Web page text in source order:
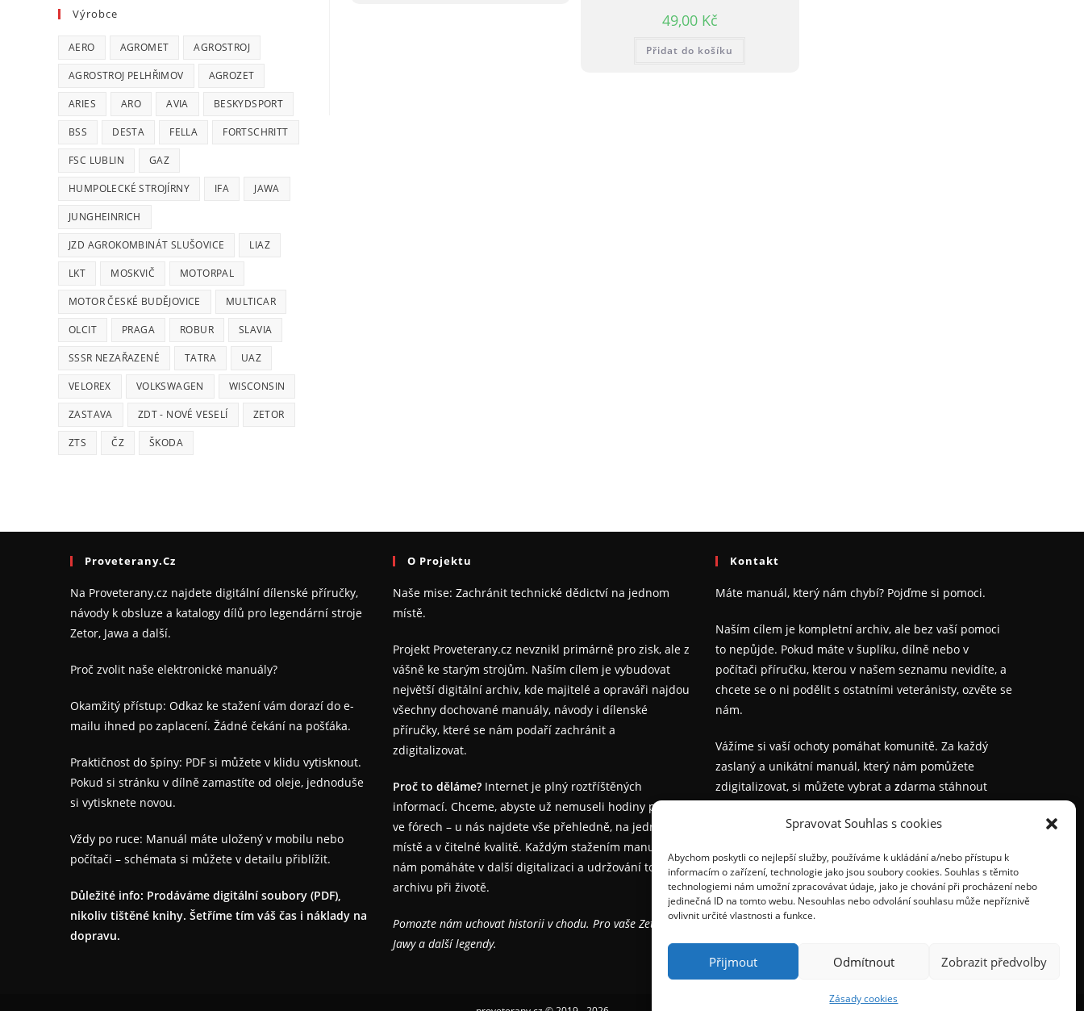
Spravovat Souhlas s cookies
Abychom poskytli co nejlepší služby, používáme k ukládání a/nebo přístupu k
informacím o zařízení, technologie jako jsou soubory cookies. Souhlas s těmito
technologiemi nám umožní zpracovávat údaje, jako je chování při procházení nebo
jedinečná ID na tomto webu. Nesouhlas nebo odvolání souhlasu může nepříznivě
ovlivnit určité vlastnosti a funkce.
Přijmout Odmítnout Zobrazit předvolby
Zásady cookies
49,00 Kč
Přidat do košíku
Výrobce
AERO AGROMET AGROSTROJ
AGROSTROJ PELHŘIMOV AGROZET
ARIES ARO AVIA BESKYDSPORT
BSS DESTA FELLA FORTSCHRITT
FSC LUBLIN GAZ
HUMPOLECKÉ STROJÍRNY IFA JAWA
JUNGHEINRICH
JZD AGROKOMBINÁT SLUŠOVICE LIAZ
LKT MOSKVIČ MOTORPAL
MOTOR ČESKÉ BUDĚJOVICE MULTICAR
OLCIT PRAGA ROBUR SLAVIA
SSSR NEZAŘAZENÉ TATRA UAZ
VELOREX VOLKSWAGEN WISCONSIN
ZASTAVA ZDT - NOVÉ VESELÍ ZETOR
ZTS ČZ ŠKODA
Proveterany.cz
Na Proveterany.cz najdete digitální dílenské příručky,
návody k obsluze a katalogy dílů pro legendární stroje
Zetor, Jawa a další.
Proč zvolit naše elektronické manuály?
Okamžitý přístup: Odkaz ke stažení vám dorazí do e-
mailu ihned po zaplacení. Žádné čekání na pošťáka.
Praktičnost do špíny: PDF si můžete v klidu vytisknout.
Pokud si stránku v dílně zamastíte od oleje, jednoduše
si vytisknete novou.
Vždy po ruce: Manuál máte uložený v mobilu nebo
počítači – schémata si můžete v detailu přiblížit.
Důležité info: Prodáváme digitální soubory (PDF),
nikoliv tištěné knihy. Šetříme tím váš čas i náklady na
dopravu.
O Projektu
Naše mise: Zachránit technické dědictví na jednom
místě.
Projekt Proveterany.cz nevznikl primárně pro zisk, ale z
vášně ke starým strojům. Naším cílem je vybudovat
největší digitální archiv, kde majitelé a opraváři najdou
všechny dochované manuály, návody i dílenské
příručky, které se nám podaří zachránit a
zdigitalizovat.
Proč to děláme?Internet je plný roztříštěných
informací. Chceme, abyste už nemuseli hodiny pátrat
ve fórech – u nás najdete vše přehledně, na jednom
místě a v čitelné kvalitě. Každým stažením manuálu
nám pomáháte v další digitalizaci a udržování tohoto
archivu při životě.
Pomozte nám uchovat historii v chodu. Pro vaše Zetory,
Jawy a další legendy.
Kontakt
Máte manuál, který nám chybí? Pojďme si pomoci.
Naším cílem je kompletní archiv, ale bez vaší pomoci
to nepůjde. Pokud máte v šuplíku, dílně nebo v
počítači příručku, kterou v našem seznamu nevidíte, a
chcete se o ni podělit s ostatními veteránisty, ozvěte se
nám.
Vážíme si vaší ochoty pomáhat komunitě. Za každý
zaslaný a unikátní manuál, který nám pomůžete
zdigitalizovat, si můžete vybrat a zdarma stáhnout
Společně udržíme staré stroje v chodu i pro další
generace.